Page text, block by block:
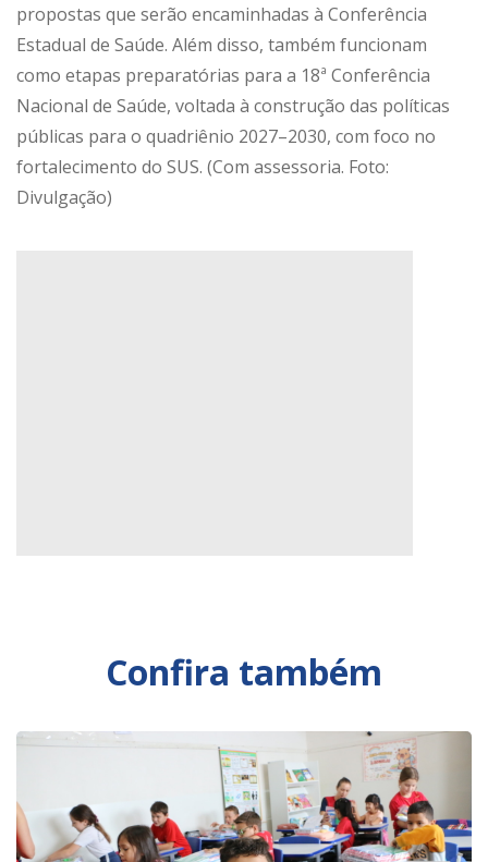
propostas que serão encaminhadas à Conferência
Estadual de Saúde. Além disso, também funcionam
como etapas preparatórias para a 18ª Conferência
Nacional de Saúde, voltada à construção das políticas
públicas para o quadriênio 2027–2030, com foco no
fortalecimento do SUS. (Com assessoria. Foto:
Divulgação)
Confira também